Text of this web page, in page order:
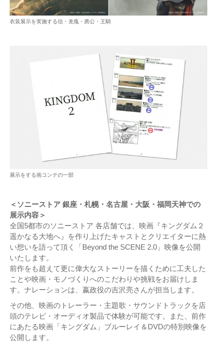
衣装展示を実施する信・羌瘣・麃公・王騎
展示をする画コンテの一部
＜ソニーストア 銀座・札幌・名古屋・大阪・福岡天神での
展示内容＞
全国5都市のソニーストア 各店舗では、映画『キングダム２
遥かなる大地へ』を作り上げたキャストとクリエイターに熱
い想いを語って頂く「Beyond the SCENE 2.0」映像を公開
いたします。
前作をも超えて更に偉大なストーリーを描くために工夫した
ことや映画・モノづくりへのこだわりや挑戦をお届けしま
す。ナレーションは、嬴政役の吉沢亮さんが担当します。
その他、映画のトレーラー・主題歌・サウンドトラックを店
頭のテレビ・オーディオ製品で体験が可能です。また、前作
にあたる映画「キングダム」ブルーレイ＆DVDの特別映像を
公開します。